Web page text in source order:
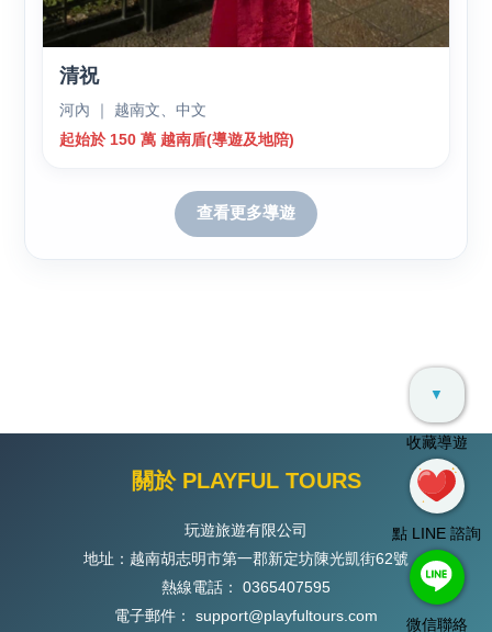
清祝
河內 ｜ 越南文、中文
起始於 150 萬 越南盾(導遊及地陪)
查看更多導遊
關於 PLAYFUL TOURS
玩遊旅遊有限公司
地址：越南胡志明市第一郡新定坊陳光凱街62號
熱線電話： 0365407595
電子郵件： support@playfultours.com
▼
收藏導遊
點 LINE 諮詢
微信聯絡